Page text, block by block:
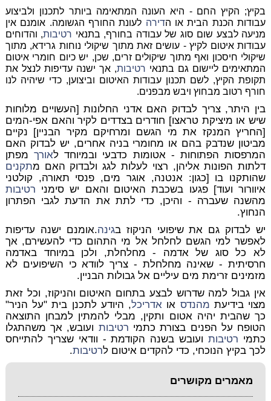
בקיץ; הקיץ החם - היא העונה המתאימה ביותר לתכנון ולביצוע
עבודות הכנת הבית או הדירה לעונת החורף הגשומה. אומנם אין
מניעה לבצע שום סוג של עבודה בחורף, בתנאי רטיבות, והדוחים
עבודות איטום לקיץ - עושים זאת מתוך שיקולי נוחות גרידא, מתוך
שיקולי חיסכון ואף מתוך שיקולים זרים, שכן, יש כיום חומרי איטום
המתאימים ליישום גם בתנאי רטיבות, אך ישנה עדיפות לנצל את
תקופת הקיץ, לשם תכנון עבודות האיטום וביצוען, כדי שיהיה לנו
חורף רטוב מבחוץ ויבש מבפנים.
בין היתר, צריך לבדוק האם אדני החלונות [העשויים מלוחות
שיש או מיציקת טראצו] חודרים בצדדים לקיר והאם אפי-המים
[החריץ המנקז את מי הגשם ומרחיקם מקיר הבניין] נקיים
מביטון שנדבק בהם או מחומרי בניה אחרים, יש לבדוק האם
המרפסות הפתוחות - אטומות כדבעי ובמיוחד לאורךמפתן
דלתות הפונות אליהן, רצוי לעלות לגג ולבדוק האם מתקנים
שהותקנו בו [כגון: אנטנה, אוגר מים, פנסי תאורה, קולטני
איוורור ועוד] פגעו בשכבת האיטום והאם יש סימני רטיבות
מהשנה שעברה - והיכן, כדי לתת את הדעת לגבי הפתרון
הנחוץ.
יש לבדוק גם את שיפועי הניקוז בגינה.אומנם ישנה עדיפות
לאפשר למי הגשם לחלחל אל מי התהום כדי להעשירם, אך
לא כל סוג של אדמה - מחלחלת, ולכן במיוחד באדמה
חרסיתית - שאינה מחלחלת - צריך לוודא כי השיפועים לא
מזמינים זרימת מים עיליים אל גבולות הבניין.
אין גבול למה שדרוש לבצע בתחום האיטום והניקוז, וכל זאת
מצוי בידיעת מהנדס או אדריכל, היודע לתכנן בית "על הניר"
כך שהבית יהיה אטום ותקין, מבלי להמתין למבחן התוצאה
הטופח על הפנים בצורת כתמי רטיבות ועובש, אך משהתגלו
כתמי רטיבותועובש בשנה הקודמת - וודאי שצריך להתייחס
לכך בקיץ הנוכחי, כדי להקדים איטום לרטיבות.
מאמרים מקושרים